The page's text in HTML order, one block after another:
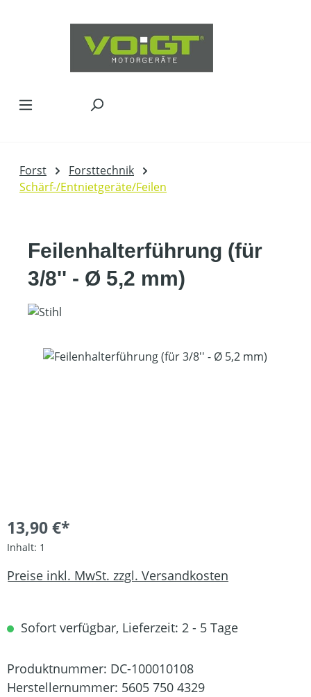
Forst
Forsttechnik
Schärf-/Entnietgeräte/Feilen
Feilenhalterführung (für
3/8'' - Ø 5,2 mm)
Bildergalerie überspringen
13,90 €*
Inhalt: 1
Preise inkl. MwSt. zzgl. Versandkosten
Sofort verfügbar, Lieferzeit: 2 - 5 Tage
Produktnummer: DC-100010108
Herstellernummer: 5605 750 4329